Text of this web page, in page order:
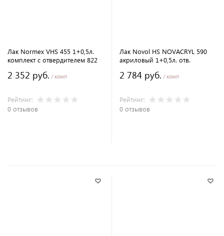
Лак Normex VHS 455 1+0,5л.
комплект с отвердителем 822
2 352 руб. / комп
Рейтинг:
0 отзывов
Лак Novol HS NOVACRYL 590
акриловый 1+0,5л. отв.
2 784 руб. / комп
Рейтинг:
0 отзывов